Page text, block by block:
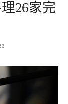
26家完